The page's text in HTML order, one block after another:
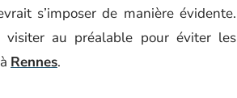
s’imposer de manière évidente.
visiter au préalable pour éviter les
Rennes.